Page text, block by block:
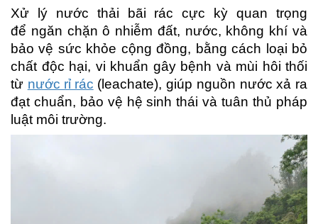
Xử lý nước thải bãi rác cực kỳ quan trọng
để ngăn chặn ô nhiễm đất, nước, không khí và
bảo vệ sức khỏe cộng đồng, bằng cách loại bỏ
chất độc hại, vi khuẩn gây bệnh và mùi hôi thối
từ nước rỉ rác (leachate), giúp nguồn nước xả ra
đạt chuẩn, bảo vệ hệ sinh thái và tuân thủ pháp
luật môi trường.